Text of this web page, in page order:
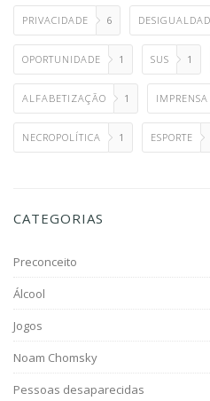
PRIVACIDADE 6
OPORTUNIDADE 1 SUS 1
ALFABETIZAÇÃO 1 IMPRENSA
NECROPOLÍTICA 1 ESPORTE
CATEGORIAS
Preconceito
Álcool
Jogos
Noam Chomsky
Pessoas desaparecidas